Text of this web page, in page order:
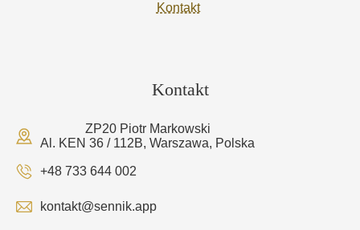
Kontakt
Kontakt
ZP20 Piotr Markowski
Al. KEN 36 / 112B, Warszawa, Polska
+48 733 644 002
kontakt@sennik.app